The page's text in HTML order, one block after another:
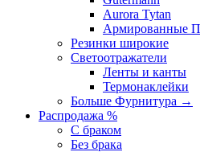
Aurora Tytan
Армированные
Резинки широкие
Светоотражатели
Ленты и канты
Термонаклейки
Больше Фурнитура →
Распродажа %
С браком
Без брака